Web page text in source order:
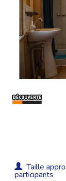
Taille
participants